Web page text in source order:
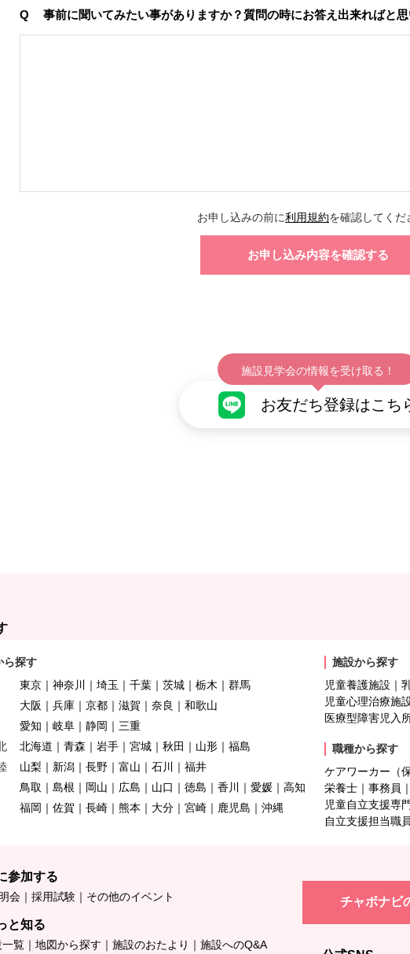
Q 事前に聞いてみたい事がありますか？質問の時にお答え出来ればと思
お申し込みの前に利用規約を確認してくだ
施設見学会の情報を受け取る！
お友だち登録はこち
ら探す
東京 神奈川 埼玉 千葉 茨城 栃木
群馬
大阪 兵庫 京都 滋賀 奈良
和歌山
愛知 岐阜 静岡
三重
北海道 青森 岩手 宮城 秋田 山形
福島
山梨 新潟 長野 富山 石川
福井
鳥取 島根 岡山 広島 山口 徳島 香川 愛媛
高知
福岡 佐賀 長崎 熊本 大分 宮崎 鹿児島 沖縄
施設から探す
児童養護施設
児童心理治療施
医療型障害児入
職種から探す
ケアワーカー（
栄養士
事務員
児童自立支援専
自立支援担当職員
参加する
会 採用試験 その他のイベント
と知る
一覧 地図から探す 施設のおたより 施設へのQ&A
チャボナビ